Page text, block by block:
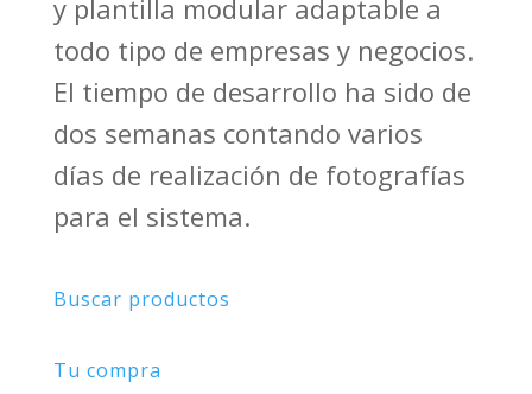
y plantilla modular adaptable a
todo tipo de empresas y negocios.
El tiempo de desarrollo ha sido de
dos semanas contando varios
días de realización de fotografías
para el sistema.
Buscar productos
Tu compra